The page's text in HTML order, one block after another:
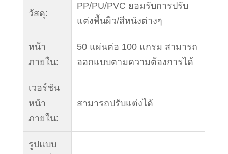
วัสดุ:
PP/PU/PVC ยอมรับการปรับ
แต่งพื้นผิว/สีหนังต่างๆ
หน้า
ภายใน:
50 แผ่นต่อ 100 แกรม สามารถ
ออกแบบตามความต้องการได้
เวอร์ชัน
หน้า
ภายใน:
สามารถปรับแต่งได้
รูปแบบ